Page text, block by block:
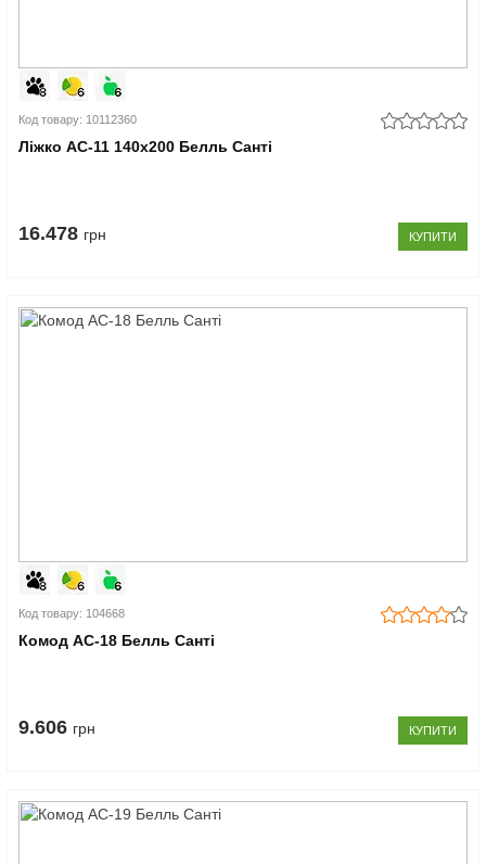
Код товару: 10112360
Ліжко АС-11 140x200 Белль Санті
16.478 грн КУПИТИ
Код товару: 104668
Комод АС-18 Белль Санті
9.606 грн КУПИТИ